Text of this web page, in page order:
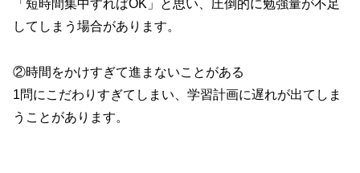
「短時間集中すればOK」と思い、圧倒的に勉強量が不足
してしまう場合があります。
②時間をかけすぎて進まないことがある
1問にこだわりすぎてしまい、学習計画に遅れが出てしま
うことがあります。